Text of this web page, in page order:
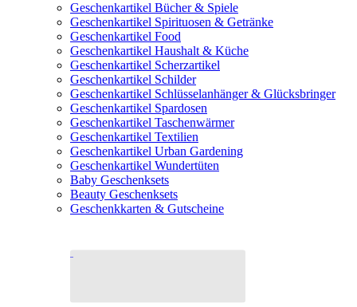
Geschenkartikel Bücher & Spiele
Geschenkartikel Spirituosen & Getränke
Geschenkartikel Food
Geschenkartikel Haushalt & Küche
Geschenkartikel Scherzartikel
Geschenkartikel Schilder
Geschenkartikel Schlüsselanhänger & Glücksbringer
Geschenkartikel Spardosen
Geschenkartikel Taschenwärmer
Geschenkartikel Textilien
Geschenkartikel Urban Gardening
Geschenkartikel Wundertüten
Baby Geschenksets
Beauty Geschenksets
Geschenkkarten & Gutscheine